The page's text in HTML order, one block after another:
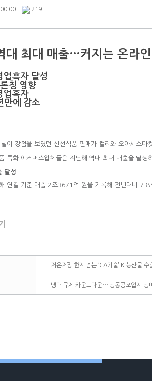
219
대 최대 매출…커지는 온라
업흑자 달성
칭 영향
업흑자
만에 감소
이 강점을 보였던 신선식품 판매가 컬리와 오아시스마
특화 이커머스업체들은 지난해 역대 최대 매출을 달성
달성
연결 기준 매출 2조3671억 원을 기록해 전년대비
저온저장 한계 넘는 ‘CA기술’ K-농산물 수
냉매 규제 카운트다운⋯ 냉동공조업계 냉